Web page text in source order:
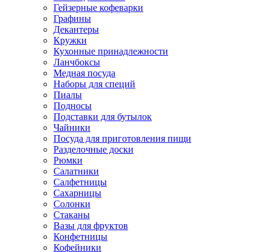
Гейзерные кофеварки
Графины
Декантеры
Кружки
Кухонные принадлежности
Ланчбоксы
Медная посуда
Наборы для специй
Пиалы
Подносы
Подставки для бутылок
Чайники
Посуда для приготовления пищи
Разделочные доски
Рюмки
Салатники
Салфетницы
Сахарницы
Солонки
Стаканы
Вазы для фруктов
Конфетницы
Кофейники